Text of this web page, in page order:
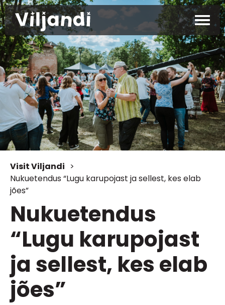
Visit Viljandi >
Nukuetendus “Lugu karupojast ja sellest, kes elab
jões”
Nukuetendus
“Lugu karupojast
ja sellest, kes elab
jões”